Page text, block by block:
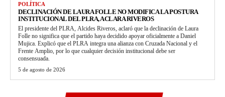
POLÍTICA
DECLINACIÓN DE LAURA FOLLE NO MODIFICA LA POSTURA
INSTITUCIONAL DEL PLRA, ACLARA RIVEROS
El presidente del PLRA, Alcides Riveros, aclaró que la declinación de Laura
Folle no significa que el partido haya decidido apoyar oficialmente a Daniel
Mujica. Explicó que el PLRA integra una alianza con Cruzada Nacional y el
Frente Amplio, por lo que cualquier decisión institucional debe ser
consensuada.
5 de agosto de 2026